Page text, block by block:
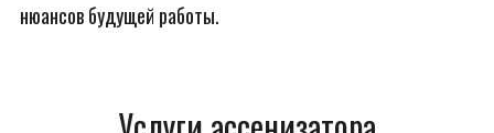
нюансов будущей работы.